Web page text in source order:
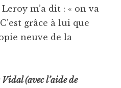
m’a dit : « on va
grâce à lui que
neuve de la
(avec l’aide de